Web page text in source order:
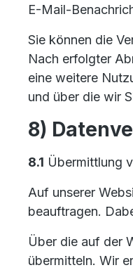
E-Mail-
Sie können die
Nach erfolgter
eine weitere
und über die wir
8)
8.1 Übermittlung
Auf unserer
beauftragen.
Über die auf der
übermitteln. Wir